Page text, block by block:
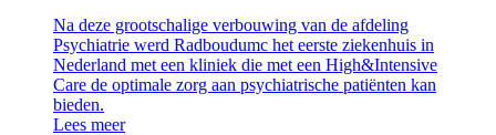
Na deze grootschalige verbouwing van de afdeling
Psychiatrie werd Radboudumc het eerste ziekenhuis in
Nederland met een kliniek die met een High&Intensive
Care de optimale zorg aan psychiatrische patiënten kan
bieden.
Lees meer